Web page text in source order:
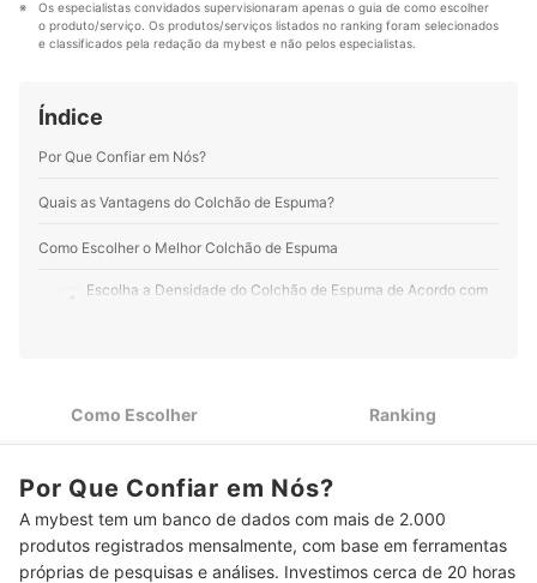
instituições focadas no tratamento de disfunções da
coluna vertebral e reabilitação funcional. Atua como
baseada em evidências e qualidade de vida do
sociais!
Perfil de Bernardo Sampaio
acessível e bem estruturada. Hoje, atuo como editora
de conteúdo na mybest, onde uso minha bagagem
visual e editorial para ajudar na produção de conteúdos
Os especialistas convidados supervisionaram apenas o guia de como escolher
o produto/serviço. Os produtos/serviços listados no ranking foram selecionados
e classificados pela redação da mybest e não pelos especialistas.
Índice
Por Que Confiar em Nós?
Quais as Vantagens do Colchão de Espuma?
Como Escolher o Melhor Colchão de Espuma
1
Escolha a Densidade do Colchão de Espuma de Acordo com
Quer Dormir sem Limitar Movimentos? Prefira Tamanho com
4
Escolha o Tipo de Espuma do Colchão de Acordo com Sua
Necessidade
5
Se Você Sente Calor ao Dormir, Prefira um Colchão de
Espuma com Gel e Revestimentos Naturais
Como Escolher Ranking
Por Que Confiar em Nós?
A mybest tem um banco de dados com mais de 2.000
produtos registrados mensalmente, com base em ferramentas
próprias de pesquisas e análises. Investimos cerca de 20 horas